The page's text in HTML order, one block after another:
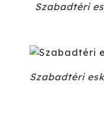
Szabadtéri
Szabadtéri